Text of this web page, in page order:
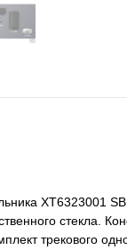
XT6323001
стекла.
трекового